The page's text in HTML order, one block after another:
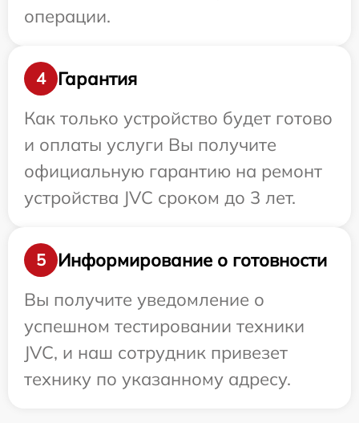
операции.
4
Гарантия
Как только устройство будет готово
и оплаты услуги Вы получите
официальную гарантию на ремонт
устройства JVC сроком до 3 лет.
5
Информирование о готовности
Вы получите уведомление о
успешном тестировании техники
JVC, и наш сотрудник привезет
технику по указанному адресу.